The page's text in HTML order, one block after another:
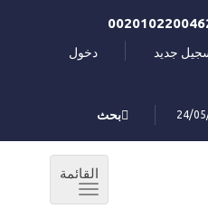
جديد دخول
بحث
القائمة
Toggle